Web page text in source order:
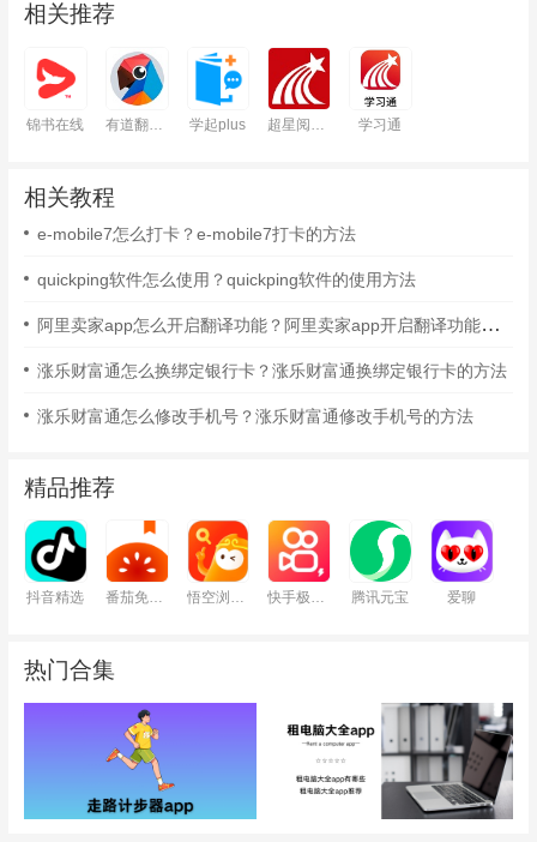
相关推荐
锦书在线 有道翻译官 学起plus 超星阅读器 学习通
相关教程
e-mobile7怎么打卡？e-mobile7打卡的方法
quickping软件怎么使用？quickping软件的使用方法
阿里卖家app怎么开启翻译功能？阿里卖家app开启翻译功能的方法
涨乐财富通怎么换绑定银行卡？涨乐财富通换绑定银行卡的方法
涨乐财富通怎么修改手机号？涨乐财富通修改手机号的方法
精品推荐
抖音精选 番茄免费小说 悟空浏览器 快手极速版 腾讯元宝 爱聊
热门合集